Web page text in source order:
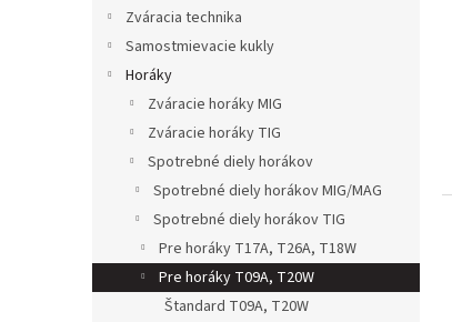
Zváracia technika
Samostmievacie kukly
Horáky
Zváracie horáky MIG
Zváracie horáky TIG
Spotrebné diely horákov
Spotrebné diely horákov MIG/MAG
Spotrebné diely horákov TIG
Pre horáky T17A, T26A, T18W
Pre horáky T09A, T20W
Štandard T09A, T20W